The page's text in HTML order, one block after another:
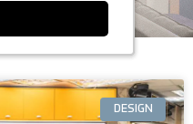
DESIGN